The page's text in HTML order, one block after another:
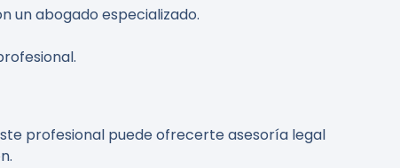
un abogado especializado.
profesional puede ofrecerte asesoría legal